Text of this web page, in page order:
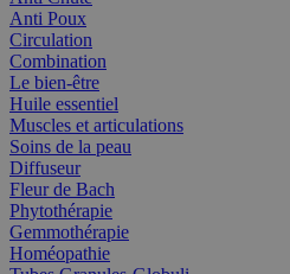
Anti Poux
Circulation
Combination
Le bien-être
Huile essentiel
Muscles et articulations
Soins de la peau
Diffuseur
Fleur de Bach
Phytothérapie
Gemmothérapie
Homéopathie